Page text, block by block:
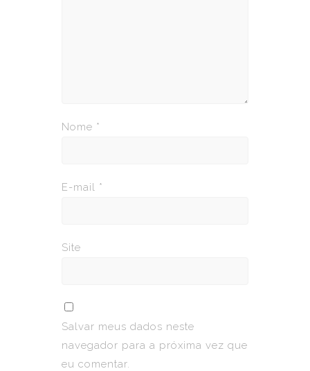
Nome *
E-mail *
Site
Salvar meus dados neste
navegador para a próxima vez que
eu comentar.